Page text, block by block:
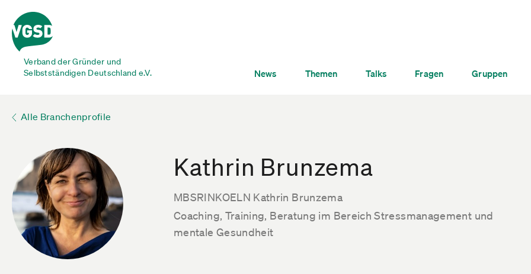
Verband der Gründer und
Selbstständigen Deutschland e.V.
News Themen Talks Fragen Gruppen
Alle Branchenprofile
Kathrin Brunzema
MBSRINKOELN Kathrin Brunzema
Coaching, Training, Beratung im Bereich Stressmanagement und
mentale Gesundheit